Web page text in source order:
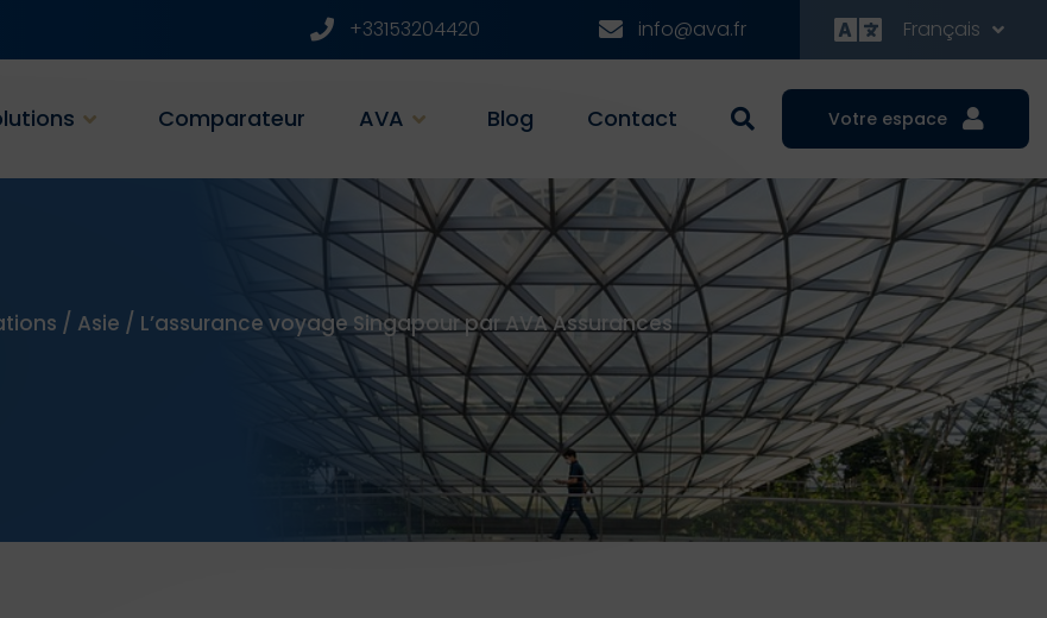
+33153204420 info@ava.fr Français
Comparateur AVA Blog Contact Votre espace
/ Asie / L’assurance voyage Singapour par AVA Assurances